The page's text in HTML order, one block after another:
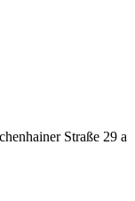
Straße 29 a